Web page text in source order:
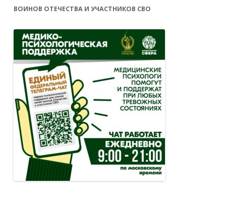
ВОИНОВ ОТЕЧЕСТВА И УЧАСТНИКОВ СВО